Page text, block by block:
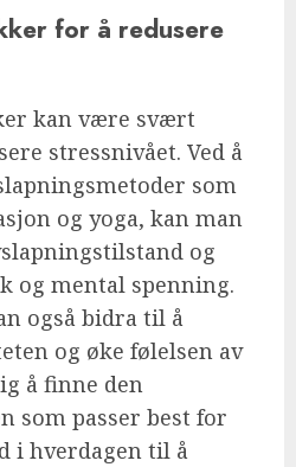
for å redusere
kan være svært
stressnivået. Ved å
som
og yoga, kan man
og
og mental spenning.
også bidra til å
og øke følelsen av
å finne den
som passer best for
i hverdagen til å